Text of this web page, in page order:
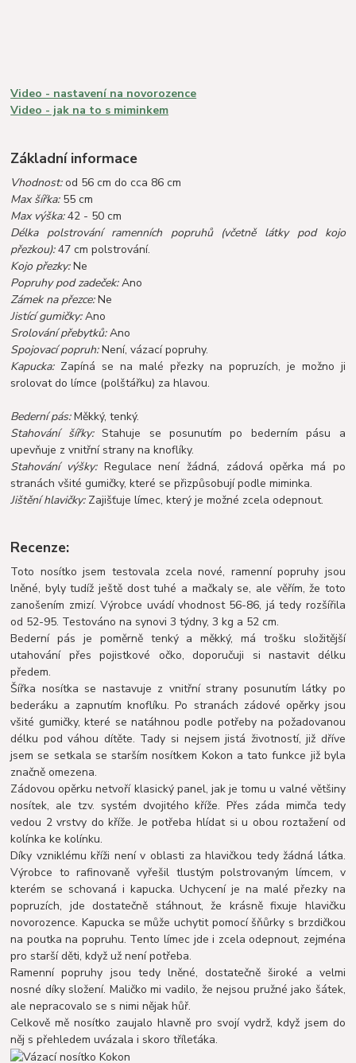
Video - nastavení na novorozence
Video - jak na to s miminkem
Základní informace
Vhodnost:od 56 cm do cca 86 cm
Max šířka: 55 cm
Max výška:42 - 50 cm
Délka polstrování ramenních popruhů (včetně látky pod kojo
přezkou):47 cm polstrování.
Kojo přezky:Ne
Popruhy pod zadeček:Ano
Zámek na přezce:Ne
Jistící gumičky:Ano
Srolování přebytků:Ano
Spojovací popruh:Není, vázací popruhy.
Kapucka: Zapíná se na malé přezky na popruzích, je možno ji
srolovat do límce (polštářku) za hlavou.
Bederní pás:Měkký, tenký.
Stahování šířky:Stahuje se posunutím po bederním pásu a
upevňuje z vnitřní strany na knoflíky.
Stahování výšky: Regulace není žádná, zádová opěrka má po
stranách všité gumičky, které se přizpůsobují podle miminka.
Jištění hlavičky: Zajišťuje límec, který je možné zcela odepnout.
Recenze:
Toto nosítko jsem testovala zcela nové, ramenní popruhy jsou
lněné, byly tudíž ještě dost tuhé a mačkaly se, ale věřím, že toto
zanošením zmizí. Výrobce uvádí vhodnost 56-86, já tedy rozšířila
od 52-95. Testováno na synovi 3 týdny, 3 kg a 52 cm.
Bederní pás je poměrně tenký a měkký, má trošku složitější
utahování přes pojistkové očko, doporučuji si nastavit délku
předem.
Šířka nosítka se nastavuje z vnitřní strany posunutím látky po
bederáku a zapnutím knoflíku. Po stranách zádové opěrky jsou
všité gumičky, které se natáhnou podle potřeby na požadovanou
délku pod váhou dítěte. Tady si nejsem jistá životností, již dříve
jsem se setkala se starším nosítkem Kokon a tato funkce již byla
značně omezena.
Zádovou opěrku netvoří klasický panel, jak je tomu u valné většiny
nosítek, ale tzv. systém dvojitého kříže. Přes záda mimča tedy
vedou 2 vrstvy do kříže. Je potřeba hlídat si u obou roztažení od
kolínka ke kolínku.
Díky vzniklému kříži není v oblasti za hlavičkou tedy žádná látka.
Výrobce to rafinovaně vyřešil tlustým polstrovaným límcem, v
kterém se schovaná i kapucka. Uchycení je na malé přezky na
popruzích, jde dostatečně stáhnout, že krásně fixuje hlavičku
novorozence. Kapucka se může uchytit pomocí šňůrky s brzdičkou
na poutka na popruhu. Tento límec jde i zcela odepnout, zejména
pro starší děti, když už není potřeba.
Ramenní popruhy jsou tedy lněné, dostatečně široké a velmi
nosné díky složení. Maličko mi vadilo, že nejsou pružné jako šátek,
ale nepracovalo se s nimi nějak hůř.
Celkově mě nosítko zaujalo hlavně pro svojí vydrž, když jsem do
něj s přehledem uvázala i skoro tříleťáka.